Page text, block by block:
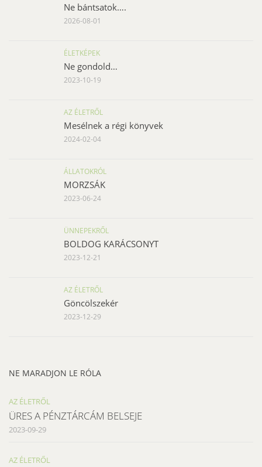
Ne bántsatok….
2026-08-01
ÉLETKÉPEK
Ne gondold…
2023-10-19
AZ ÉLETRŐL
Mesélnek a régi könyvek
2024-02-04
ÁLLATOKRÓL
MORZSÁK
2023-06-24
ÜNNEPEKRŐL
BOLDOG KARÁCSONYT
2023-12-21
AZ ÉLETRŐL
Göncölszekér
2023-12-29
NE MARADJON LE RÓLA
AZ ÉLETRŐL
ÜRES A PÉNZTÁRCÁM BELSEJE
2023-09-29
AZ ÉLETRŐL